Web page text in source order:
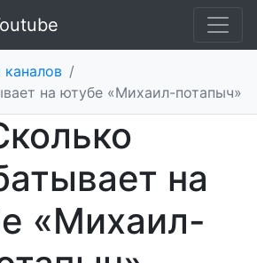
/
на ютубе «Михаил-потапыч»
на
«Михаил-